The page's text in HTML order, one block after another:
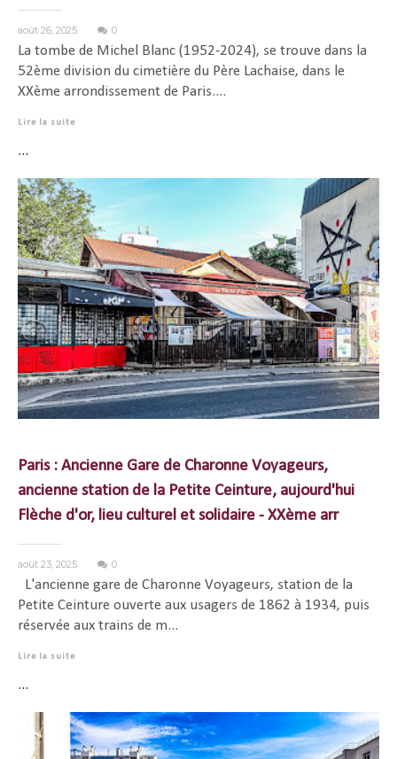
août 26, 2025 0
La tombe de Michel Blanc (1952-2024), se trouve dans la
52ème division du cimetière du Père Lachaise, dans le
XXème arrondissement de Paris....
Lire la suite
...
Paris : Ancienne Gare de Charonne Voyageurs,
ancienne station de la Petite Ceinture, aujourd'hui
Flèche d'or, lieu culturel et solidaire - XXème arr
août 23, 2025 0
L'ancienne gare de Charonne Voyageurs, station de la
Petite Ceinture ouverte aux usagers de 1862 à 1934, puis
réservée aux trains de m...
Lire la suite
...